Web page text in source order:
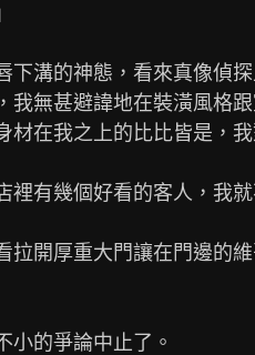
下溝的神態，看來真像偵
我無甚避諱地在裝潢風格
材在我之上的比比皆是，
裡有幾個好看的客人，我
拉開厚重大門讓在門邊的
小的爭論中止了。